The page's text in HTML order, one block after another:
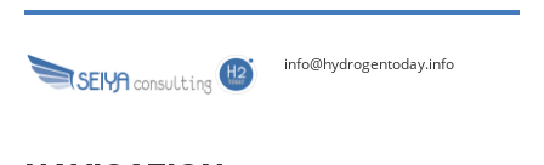
info@hydrogentoday.info